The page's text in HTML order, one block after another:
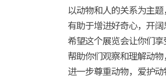
以动物和人的关系为主题
有助于增进好奇心，开阔
希望这个展览会让你们享
帮助你们观察和理解动物
进一步尊重动物，爱护动